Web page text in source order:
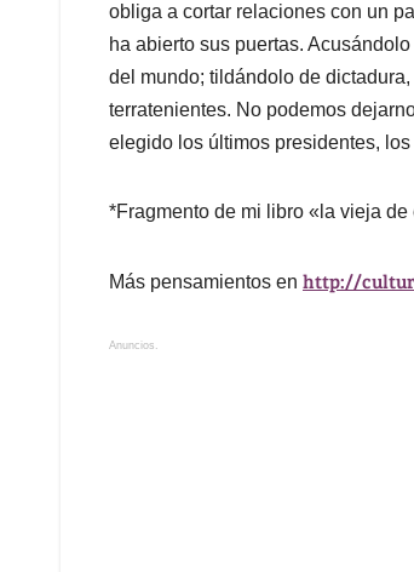
obliga a cortar relaciones con un
ha abierto sus puertas.
del mundo; tildándolo de
terratenientes. No podemos
elegido los últimos presidentes,
*Fragmento de mi libro «la vieja
Más pensamientos en http://
Anuncios.